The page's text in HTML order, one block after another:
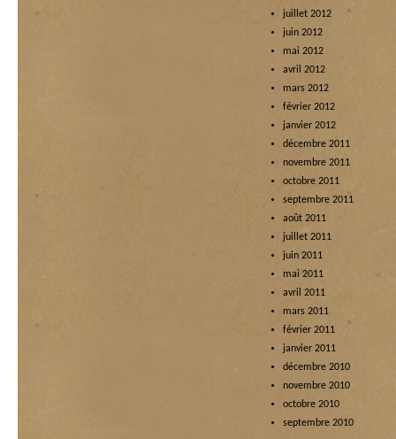
juillet 2012
juin 2012
mai 2012
avril 2012
mars 2012
février 2012
janvier 2012
décembre 2011
novembre 2011
octobre 2011
septembre 2011
août 2011
juillet 2011
juin 2011
mai 2011
avril 2011
mars 2011
février 2011
janvier 2011
décembre 2010
novembre 2010
octobre 2010
septembre 2010